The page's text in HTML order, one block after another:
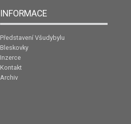
INFORMACE
Představení Všudybylu
Bleskovky
Inzerce
Kontakt
Archiv